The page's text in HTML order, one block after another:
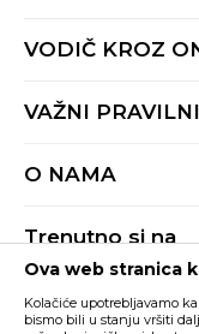
Provjeri status
Radno vrijeme 9-16h
VODIČ KROZ
Načini isporuke
Reklamacije
VAŽNI
Pravila Sport&Bonus
O NAMA
BUZZ Shopovi
Trenutno si na
Buzz Crna Gora
Ova web stranica
Kolačiće upotrebljavamo
bismo bili u stanju vršiti